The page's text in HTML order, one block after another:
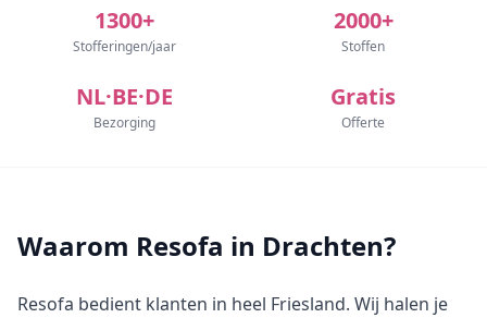
1300+
Stofferingen/jaar
2000+
Stoffen
NL·BE·DE
Bezorging
Gratis
Offerte
Waarom Resofa in Drachten?
Resofa bedient klanten in heel Friesland. Wij halen je